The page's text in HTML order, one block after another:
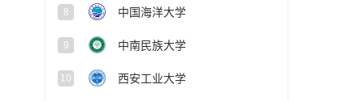
8 中国海洋大学
9 中南民族大学
10 西安工业大学